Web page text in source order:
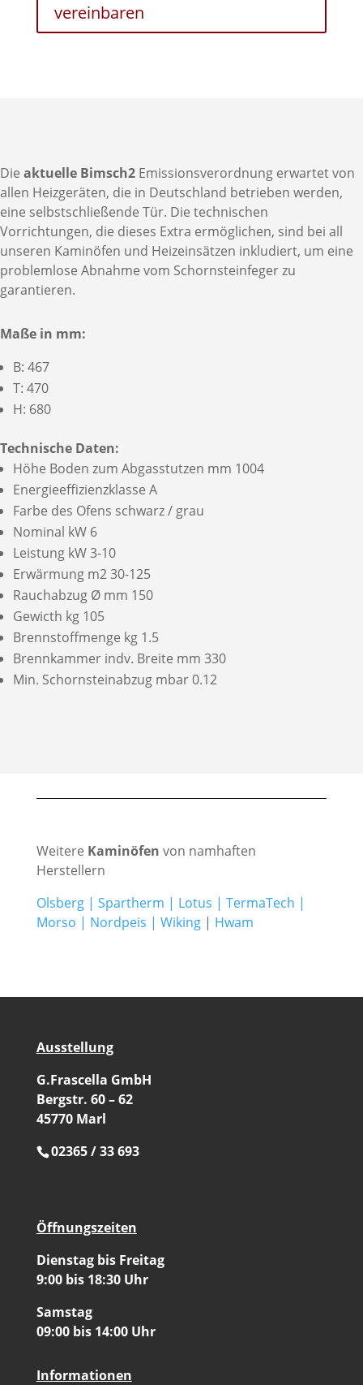
vereinbaren
Die aktuelle Bimsch2 Emissionsverordnung erwartet von
allen Heizgeräten, die in Deutschland betrieben werden,
eine selbstschließende Tür. Die technischen
Vorrichtungen, die dieses Extra ermöglichen, sind bei all
unseren Kaminöfen und Heizeinsätzen inkludiert, um eine
problemlose Abnahme vom Schornsteinfeger zu
garantieren.
Maße in mm:
B: 467
T: 470
H: 680
Technische Daten:
Höhe Boden zum Abgasstutzen mm 1004
Energieeffizienzklasse A
Farbe des Ofens schwarz / grau
Nominal kW 6
Leistung kW 3-10
Erwärmung m2 30-125
Rauchabzug Ø mm 150
Gewicth kg 105
Brennstoffmenge kg 1.5
Brennkammer indv. Breite mm 330
Min. Schornsteinabzug mbar 0.12
Weitere Kaminöfen von namhaften
Herstellern
Olsberg| Spartherm | Lotus | TermaTech |
Morso | Nordpeis | Wiking| Hwam
Ausstellung
G.Frascella GmbH
Bergstr. 60 – 62
45770 Marl
02365 / 33 693
Öffnungszeiten
Dienstag bis Freitag
9:00 bis 18:30 Uhr
Samstag
09:00 bis 14:00 Uhr
Informationen